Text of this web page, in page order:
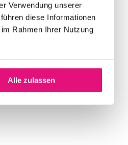
Verwendung unserer
diese Informationen
Rahmen Ihrer Nutzung
Alle zulassen